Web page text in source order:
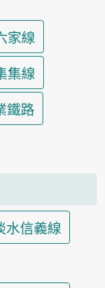
線
線
鐵路
水信義線